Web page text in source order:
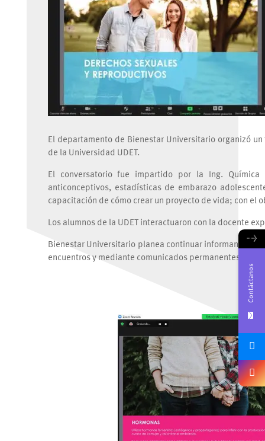
El departamento de Bienestar Universitario organizó
de la Universidad UDET.
El conversatorio fue impartido por la Ing.
anticonceptivos, estadísticas de embarazo
capacitación de cómo crear un proyecto de vida; con el
Los alumnos de la UDET interactuaron con la docente
Bienestar Universitario planea continuar informando a
encuentros y mediante comunicados permanentes.
→
Contáctanos